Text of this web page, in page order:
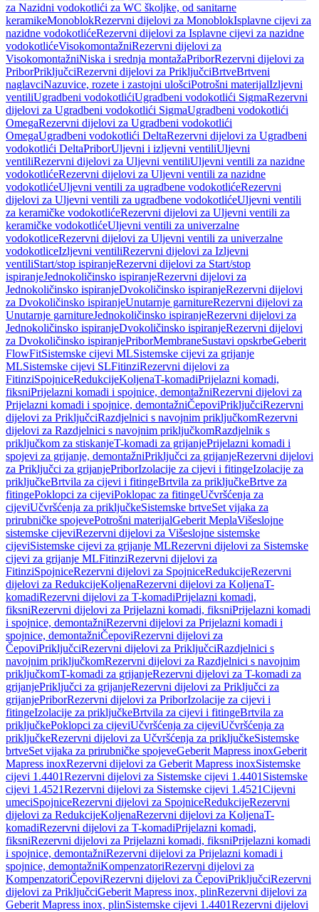
za Nazidni vodokotlići za WC školjke, od sanitarne
keramikeMonoblokRezervni dijelovi za MonoblokIsplavne cijevi za
nazidne vodokotlićeRezervni dijelovi za Isplavne cijevi za nazidne
vodokotlićeVisokomontažniRezervni dijelovi za
VisokomontažniNiska i srednja montažaPriborRezervni dijelovi za
PriborPriključciRezervni dijelovi za PriključciBrtveBrtveni
naglavciNazuvice, rozete i zastojni ulošciPotrošni materijalIzljevni
ventiliUgradbeni vodokotlićiUgradbeni vodokotlići SigmaRezervni
dijelovi za Ugradbeni vodokotlići SigmaUgradbeni vodokotlići
OmegaRezervni dijelovi za Ugradbeni vodokotlići
OmegaUgradbeni vodokotlići DeltaRezervni dijelovi za Ugradbeni
vodokotlići DeltaPriborUljevni i izljevni ventiliUljevni
ventiliRezervni dijelovi za Uljevni ventiliUljevni ventili za nazidne
vodokotlićeRezervni dijelovi za Uljevni ventili za nazidne
vodokotlićeUljevni ventili za ugradbene vodokotlićeRezervni
dijelovi za Uljevni ventili za ugradbene vodokotlićeUljevni ventili
za keramičke vodokotlićeRezervni dijelovi za Uljevni ventili za
keramičke vodokotlićeUljevni ventili za univerzalne
vodokotliceRezervni dijelovi za Uljevni ventili za univerzalne
vodokotliceIzljevni ventiliRezervni dijelovi za Izljevni
ventiliStart/stop ispiranjeRezervni dijelovi za Start/stop
ispiranjeJednokoličinsko ispiranjeRezervni dijelovi za
Jednokoličinsko ispiranjeDvokoličinsko ispiranjeRezervni dijelovi
za Dvokoličinsko ispiranjeUnutarnje garnitureRezervni dijelovi za
Unutarnje garnitureJednokoličinsko ispiranjeRezervni dijelovi za
Jednokoličinsko ispiranjeDvokoličinsko ispiranjeRezervni dijelovi
za Dvokoličinsko ispiranjePriborMembraneSustavi opskrbeGeberit
FlowFitSistemske cijevi MLSistemske cijevi za grijanje
MLSistemske cijevi SLFitinziRezervni dijelovi za
FitinziSpojniceRedukcijeKoljenaT-komadiPrijelazni komadi,
fiksniPrijelazni komadi i spojnice, demontažniRezervni dijelovi za
Prijelazni komadi i spojnice, demontažniČepoviPriključciRezervni
dijelovi za PriključciRazdjelnici s navojnim priključkomRezervni
dijelovi za Razdjelnici s navojnim priključkomRazdjelnik s
priključkom za stiskanjeT-komadi za grijanjePrijelazni komadi i
spojevi za grijanje, demontažniPriključci za grijanjeRezervni dijelovi
za Priključci za grijanjePriborIzolacije za cijevi i fitingeIzolacije za
priključkeBrtvila za cijevi i fitingeBrtvila za priključkeBrtve za
fitingePoklopci za cijeviPoklopac za fitingeUčvršćenja za
cijeviUčvršćenja za priključkeSistemske brtveSet vijaka za
prirubničke spojevePotrošni materijalGeberit MeplaVišeslojne
sistemske cijeviRezervni dijelovi za Višeslojne sistemske
cijeviSistemske cijevi za grijanje MLRezervni dijelovi za Sistemske
cijevi za grijanje MLFitinziRezervni dijelovi za
FitinziSpojniceRezervni dijelovi za SpojniceRedukcijeRezervni
dijelovi za RedukcijeKoljenaRezervni dijelovi za KoljenaT-
komadiRezervni dijelovi za T-komadiPrijelazni komadi,
fiksniRezervni dijelovi za Prijelazni komadi, fiksniPrijelazni komadi
i spojnice, demontažniRezervni dijelovi za Prijelazni komadi i
spojnice, demontažniČepoviRezervni dijelovi za
ČepoviPriključciRezervni dijelovi za PriključciRazdjelnici s
navojnim priključkomRezervni dijelovi za Razdjelnici s navojnim
priključkomT-komadi za grijanjeRezervni dijelovi za T-komadi za
grijanjePriključci za grijanjeRezervni dijelovi za Priključci za
grijanjePriborRezervni dijelovi za PriborIzolacije za cijevi i
fitingeIzolacije za priključkeBrtvila za cijevi i fitingeBrtvila za
priključkePoklopci za cijeviUčvršćenja za cijeviUčvršćenja za
priključkeRezervni dijelovi za Učvršćenja za priključkeSistemske
brtveSet vijaka za prirubničke spojeveGeberit Mapress inoxGeberit
Mapress inoxRezervni dijelovi za Geberit Mapress inoxSistemske
cijevi 1.4401Rezervni dijelovi za Sistemske cijevi 1.4401 Sistemske
cijevi 1.4521Rezervni dijelovi za Sistemske cijevi 1.4521Cijevni
umeciSpojniceRezervni dijelovi za SpojniceRedukcijeRezervni
dijelovi za RedukcijeKoljenaRezervni dijelovi za KoljenaT-
komadiRezervni dijelovi za T-komadiPrijelazni komadi,
fiksniRezervni dijelovi za Prijelazni komadi, fiksniPrijelazni komadi
i spojnice, demontažniRezervni dijelovi za Prijelazni komadi i
spojnice, demontažniKompenzatoriRezervni dijelovi za
KompenzatoriČepoviRezervni dijelovi za ČepoviPriključciRezervni
dijelovi za PriključciGeberit Mapress inox, plinRezervni dijelovi za
Geberit Mapress inox, plinSistemske cijevi 1.4401Rezervni dijelovi